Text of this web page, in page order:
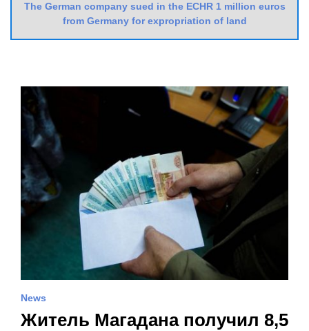
The German company sued in the ECHR 1 million euros
from Germany for expropriation of land
News
Житель Магадана получил 8,5